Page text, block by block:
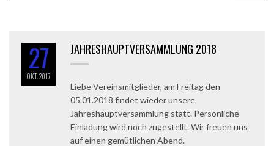
27
OKT.2017
JAHRESHAUPTVERSAMMLUNG 2018
Liebe Vereinsmitglieder, am Freitag den
05.01.2018 findet wieder unsere
Jahreshauptversammlung statt. Persönliche
Einladung wird noch zugestellt. Wir freuen uns
auf einen gemütlichen Abend.